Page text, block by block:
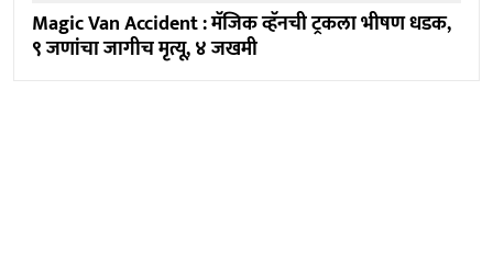
Magic Van Accident : मॅजिक व्हॅनची ट्रकला भीषण धडक,
९ जणांचा जागीच मृत्यू, ४ जखमी